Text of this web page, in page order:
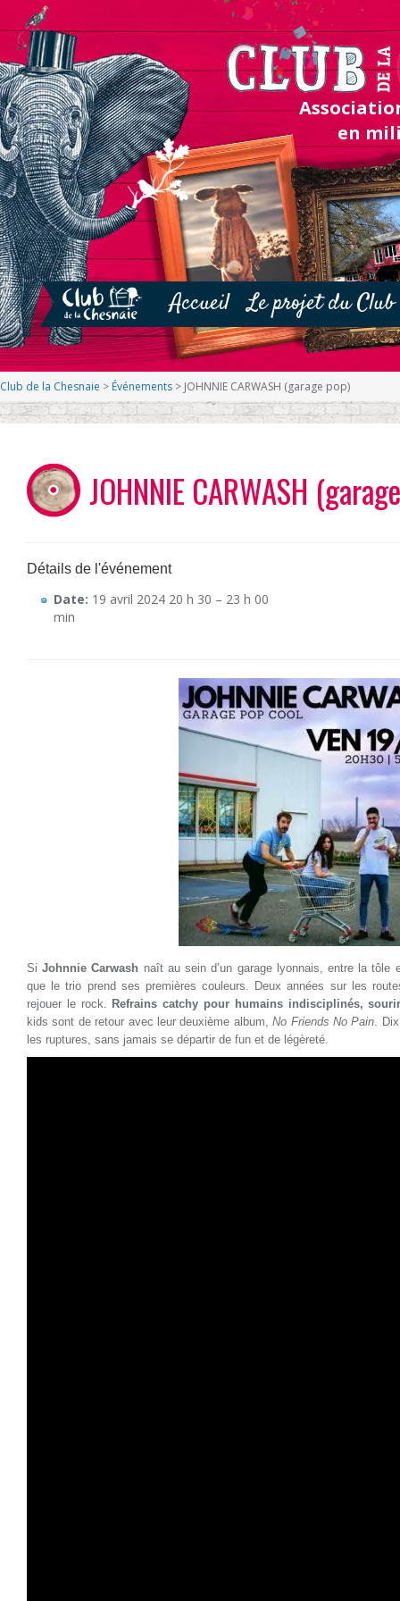
en
Accueil Le projet du Club
Club de la Chesnaie > Événements > JOHNNIE CARWASH (garage pop)
JOHNNIE CARWASH
Détails de l'événement
Date: 19 avril 2024 20 h 30 – 23 h 00
min
SiJohnnie Carwash naît au sein d’un garage lyonnais, entre la tôle
que le trio prend ses premières couleurs. Deux années sur les
rejouer le rock. Refrains catchy pour humains indisciplinés,
kids sont de retour avec leur deuxième album,No Friends No Pain.
les ruptures, sans jamais se départir de fun et de légèreté.